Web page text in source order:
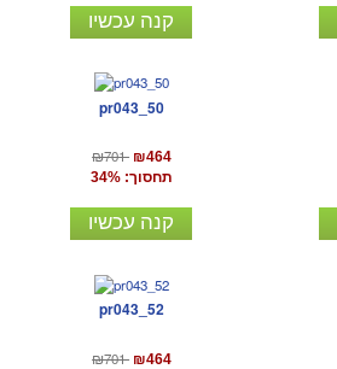
קנה עכשיו
pr043_50
₪701 ₪464
תחסוך: 34%
קנה עכשיו
pr043_52
₪701 ₪464